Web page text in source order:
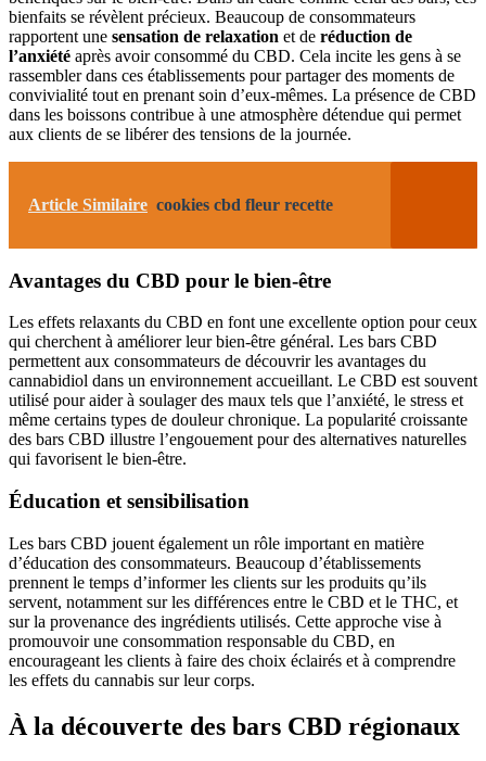
bienfaits se révèlent précieux. Beaucoup de consommateurs
rapportent une sensation de relaxation et de réduction de
l’anxiété après avoir consommé du CBD. Cela incite les gens à se
rassembler dans ces établissements pour partager des moments de
convivialité tout en prenant soin d’eux-mêmes. La présence de CBD
dans les boissons contribue à une atmosphère détendue qui permet
aux clients de se libérer des tensions de la journée.
Article Similaire cookies cbd fleur recette
Avantages du CBD pour le bien-être
Les effets relaxants du CBD en font une excellente option pour ceux
qui cherchent à améliorer leur bien-être général. Les bars CBD
permettent aux consommateurs de découvrir les avantages du
cannabidiol dans un environnement accueillant. Le CBD est souvent
utilisé pour aider à soulager des maux tels que l’anxiété, le stress et
même certains types de douleur chronique. La popularité croissante
des bars CBD illustre l’engouement pour des alternatives naturelles
qui favorisent le bien-être.
Éducation et sensibilisation
Les bars CBD jouent également un rôle important en matière
d’éducation des consommateurs. Beaucoup d’établissements
prennent le temps d’informer les clients sur les produits qu’ils
servent, notamment sur les différences entre le CBD et le THC, et
sur la provenance des ingrédients utilisés. Cette approche vise à
promouvoir une consommation responsable du CBD, en
encourageant les clients à faire des choix éclairés et à comprendre
les effets du cannabis sur leur corps.
À la découverte des bars CBD régionaux